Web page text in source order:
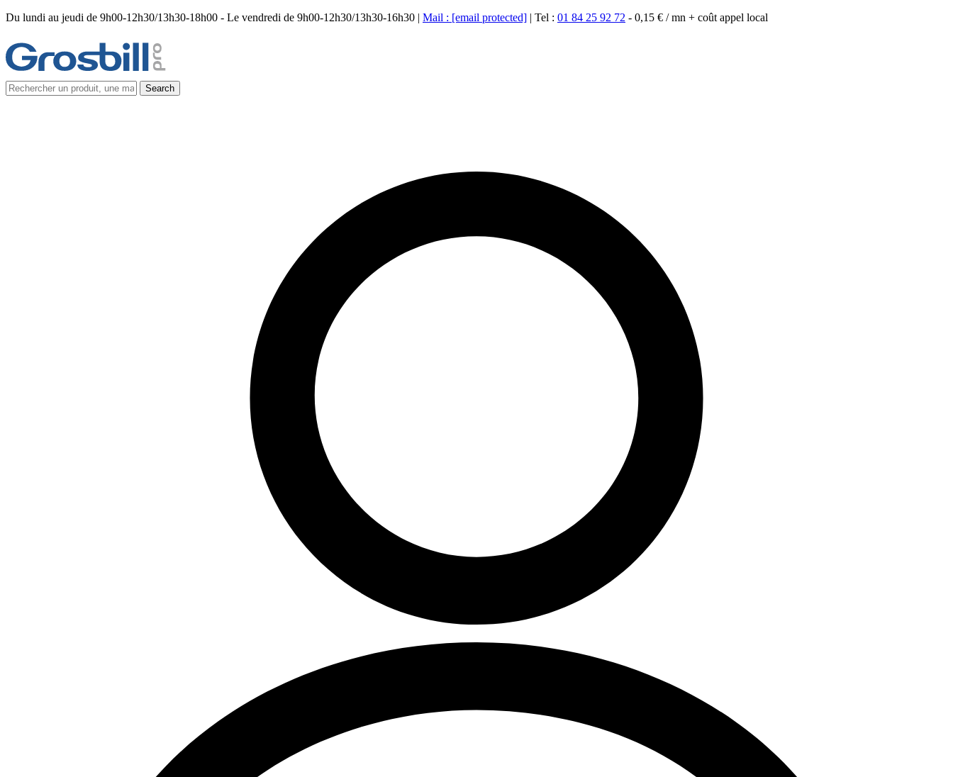
Du lundi au jeudi de 9h00-12h30/13h30-18h00 - Le vendredi de 9h00-12h30/13h30-16h30 | Mail : [email protected] | Tel : 01 84 25 92 72 - 0,15 € / mn + coût appel local